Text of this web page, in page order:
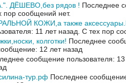
ДЁШЕВО,без рядов ! Последнее
пор сообщений нет.
КОЖИ,а также
11 лет назад. С тех пор
колготки! Последнее
12 лет назад
сообщение пользователя: 13
тур.рф Последнее